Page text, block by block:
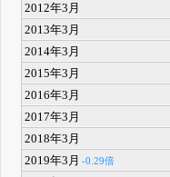
2012年3月
2013年3月
2014年3月
2015年3月
2016年3月
2017年3月
2018年3月
2019年3月 -0.29倍